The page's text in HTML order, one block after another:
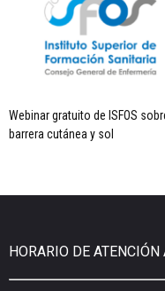
Webinar gratuito de ISFOS
barrera cutánea y sol
HORARIO DE